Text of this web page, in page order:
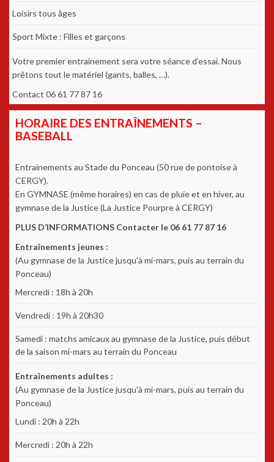
Loisirs tous âges
Sport Mixte : Filles et garçons
Votre premier entrainement sera votre séance d’essai. Nous
prêtons tout le matériel (gants, balles, …).
Contact 06 61 77 87 16
HORAIRE DES ENTRAÎNEMENTS –
BASEBALL
Entrainements au Stade du Ponceau (50 rue de pontoise à
CERGY).
En GYMNASE (même horaires) en cas de pluie et en hiver, au
gymnase de la Justice (La Justice Pourpre à CERGY)
PLUS D’INFORMATIONS Contacter le 06 61 77 87 16
Entraînements jeunes :
(Au gymnase de la Justice jusqu'à mi-mars, puis au terrain du
Ponceau)
Mercredi : 18h à 20h
Vendredi : 19h à 20h30
Samedi : matchs amicaux au gymnase de la Justice, puis début
de la saison mi-mars au terrain du Ponceau
Entraînements adultes :
(Au gymnase de la Justice jusqu'à mi-mars, puis au terrain du
Ponceau)
Lundi : 20h à 22h
Mercredi : 20h à 22h